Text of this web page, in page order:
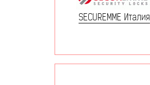
SECUREMME Италия